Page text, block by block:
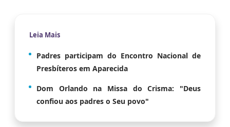
Leia Mais
Padres participam do Encontro Nacional de
Presbíteros em Aparecida
Dom Orlando na Missa do Crisma: "Deus
confiou aos padres o Seu povo"